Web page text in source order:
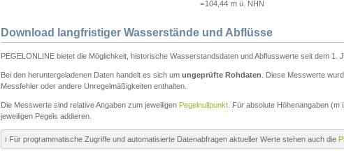
=104,44 m ü. NHN
Download langfristiger Wasserstände und Abflüsse
PEGELONLINE bietet die Möglichkeit, historische Wasserstandsdaten und Abflusswerte seit dem 1.
Bei den heruntergeladenen Daten handelt es sich um ungeprüfte Rohdaten . Diese Messwerte
Messfehler oder andere Unregelmäßigkeiten enthalten.
Die Messwerte sind relative Angaben zum jeweiligen Pegelnullpunkt . Für absolute Höhenangaben
jeweiligen Pegels addieren.
ℹ️ Für programmatische Zugriffe und automatisierte Datenabfragen aktueller Werte stehen auch die